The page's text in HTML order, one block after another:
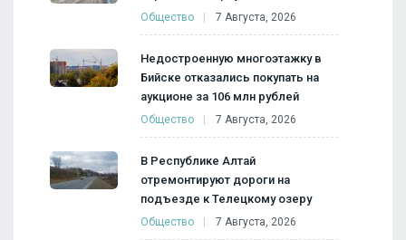
Общество 7 Августа, 2026
Недостроенную многоэтажку в
Бийске отказались покупать на
аукционе за 106 млн рублей
Общество 7 Августа, 2026
В Республике Алтай
отремонтируют дороги на
подъезде к Телецкому озеру
Общество 7 Августа, 2026